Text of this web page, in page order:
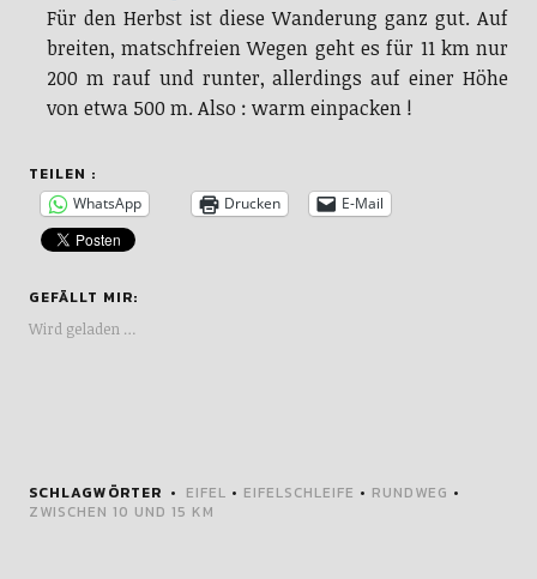
Für den Herbst ist diese Wanderung ganz gut. Auf
breiten, matschfreien Wegen geht es für 11 km nur
200 m rauf und runter, allerdings auf einer Höhe
von etwa 500 m. Also : warm einpacken !
TEILEN :
WhatsApp Drucken E-Mail
GEFÄLLT MIR:
Wird geladen …
SCHLAGWÖRTER EIFEL • EIFELSCHLEIFE • RUNDWEG •
ZWISCHEN 10 UND 15 KM